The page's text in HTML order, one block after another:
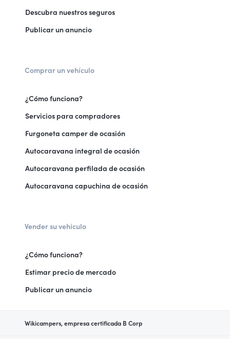
Descubra nuestros seguros
Publicar un anuncio
Comprar un vehículo
¿Cómo funciona?
Servicios para compradores
Furgoneta camper de ocasión
Autocaravana integral de ocasión
Autocaravana perfilada de ocasión
Autocaravana capuchina de ocasión
Vender su vehículo
¿Cómo funciona?
Estimar precio de mercado
Publicar un anuncio
Wikicampers, empresa certificada B Corp